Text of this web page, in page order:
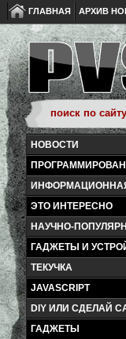
ГЛАВНАЯ АРХИВ
НОВОСТИ
ЭТО ИНТЕРЕСНО
НАУЧНО-
ГАДЖЕТЫ И
ТЕКУЧКА
JAVASCRIPT
DIY ИЛИ СДЕЛАЙ
ГАДЖЕТЫ